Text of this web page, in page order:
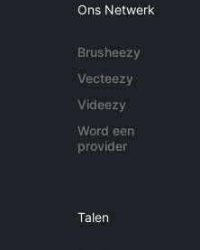
Ons Netwerk
Brusheezy
Vecteezy
Videezy
Word een
provider
Talen